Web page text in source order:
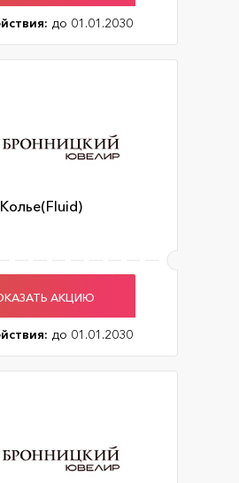
до 01.01.2030
Колье(Fluid)
АКЦИЮ
до 01.01.2030